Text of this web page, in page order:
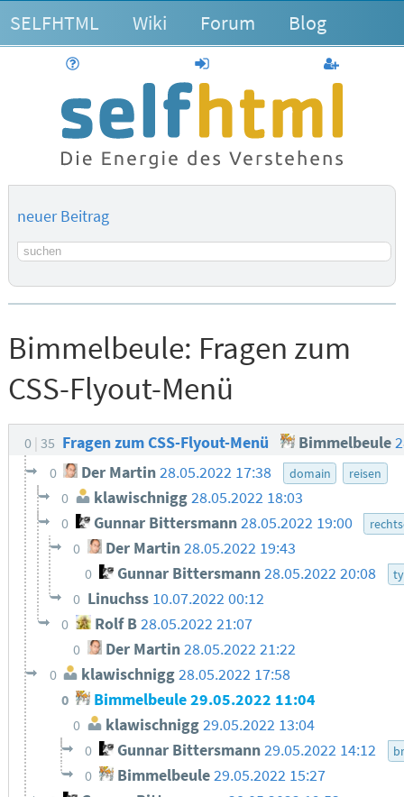
SELFHTML Wiki Forum Blog
anmelden
neuer Beitrag
Suchbegriff
Bimmelbeule: Fragen zum
CSS-Flyout-Menü
0 35 Fragen zum CSS-Flyout-Menü Bimmelbeule
0 Der Martin28.05.2022 17:38 domain reisen
0 klawischnigg 28.05.2022 18:03
0 Gunnar Bittersmann 28.05.2022 19:00
0 Der Martin28.05.2022 19:43
0 Gunnar Bittersmann28.05.2022 20:08
0 Linuchss 10.07.2022 00:12
0 Rolf B28.05.2022 21:07
0 Der Martin28.05.2022 21:22
0 klawischnigg28.05.2022 17:58
0 Bimmelbeule 29.05.2022 11:04
0 klawischnigg29.05.2022 13:04
0 Gunnar Bittersmann29.05.2022 14:12
0 Bimmelbeule29.05.2022 15:27